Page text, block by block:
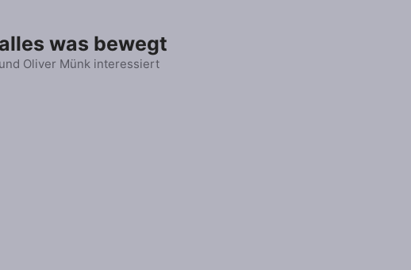
alles was bewegt
und Oliver Münk interessiert